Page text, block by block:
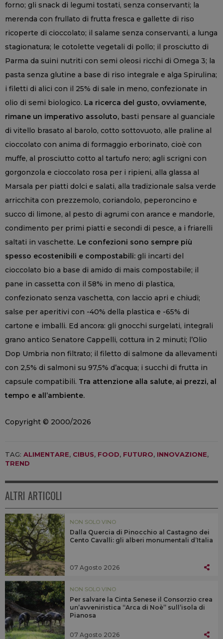
forno; gli snack di legumi tostati, senza conservanti; la
merenda con frullato di frutta fresca e gallette di riso
ricoperte di cioccolato; il salame senza conservanti, a lunga
stagionatura; le cotolette vegetali di pollo; il prosciutto di
Parma da suini nutriti con semi oleosi ricchi di Omega 3; la
pasta senza glutine a base di riso integrale e alga Spirulina;
i filetti di alici con il 25% di sale in meno, confezionate in
olio di semi biologico. La ricerca del gusto, ovviamente,
rimane un imperativo assoluto, basti pensare al guanciale
di vitello brasato al barolo, cotto sottovuoto, alle praline al
cioccolato con anima di formaggio erborinato, cioè con
muffe, al prosciutto cotto al tartufo nero; agli scrigni con
gorgonzola e cioccolato rosa per i ripieni, alla glassa al
Marsala per piatti dolci e salati, alla tradizionale salsa verde
arricchita con prezzemolo, coriandolo, peperoncino e
succo di limone, al pesto di agrumi con arance e mandorle,
condimento per primi piatti e secondi di pesce, a i friarelli
saltati in vaschette. Le confezioni sono sempre più
spesso ecostenibili e compostabili: gli incarti del
cioccolato bio a base di amido di mais compostabile; il
pane in cassetta con il 58% in meno di plastica,
confezionato senza vaschetta, con laccio apri e chiudi;
salse per aperitivi con -40% della plastica e -65% di
cartone e imballi. Ed ancora: gli gnocchi surgelati, integrali
grano antico Senatore Cappelli, cottura in 2 minuti; l’Olio
Dop Umbria non filtrato; il filetto di salmone da allevamenti
con 2,5% di salmoni su 97,5% d’acqua; i succhi di frutta in
capsule compatibili. Tra attenzione alla salute, ai prezzi, al
tempo e all’ambiente.
Copyright © 2000/2026
TAG: ALIMENTARE, CIBUS, FOOD, FUTURO, INNOVAZIONE,
TREND
ALTRI ARTICOLI
NON SOLO VINO
Dalla Quercia di Pinocchio al Castagno dei
Cento Cavalli: gli alberi monumentali d’Italia
07 Agosto 2026
NON SOLO VINO
Per salvare la Cinta Senese il Consorzio crea
un’avveniristica “Arca di Noè” sull’isola di
Pianosa
07 Agosto 2026